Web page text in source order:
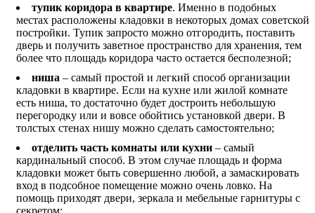
тупик коридора в квартире. Именно в подобных
местах расположены кладовки в некоторых домах советской
постройки. Тупик запросто можно отгородить, поставить
дверь и получить заветное пространство для хранения, тем
более что площадь коридора часто остается бесполезной;
ниша – самый простой и легкий способ организации
кладовки в квартире. Если на кухне или жилой комнате
есть ниша, то достаточно будет достроить небольшую
перегородку или и вовсе обойтись установкой двери. В
толстых стенах нишу можно сделать самостоятельно;
отделить часть комнаты или кухни – самый
кардинальный способ. В этом случае площадь и форма
кладовки может быть совершенно любой, а замаскировать
вход в подсобное помещение можно очень ловко. На
помощь приходят двери, зеркала и мебельные гарнитуры с
секретом;